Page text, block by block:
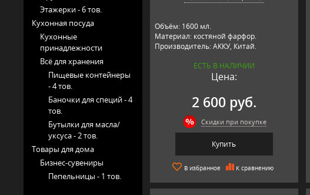
Этажерки -6 тов.
Кухонная посуда
Кухонные
принадлежности
Всё для хранения
Пищевые контейнеры
-4 тов.
Баночки для специй -4
тов.
Бутылки для масла/
уксуса -2 тов.
Товары для дома
Бизнес-сувениры
Пепельницы - 1 тов.
Объём: 1600 мл.
Материал: костяной фарфор.
Производитель: АККУ, Китай.
ЕСТЬ В НАЛИЧИИ
Цена:
2 600 руб.
Скидки при покупке
Купить
В избранное К сравнению